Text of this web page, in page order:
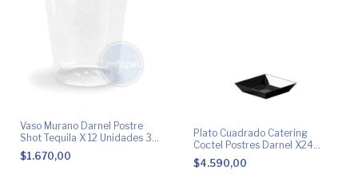
Vaso Murano Darnel Postre
Shot Tequila X 12 Unidades 3
Oz
$1.670,00
Plato Cuadrado Catering
Coctel Postres Darnel X24
Unidades
$4.590,00